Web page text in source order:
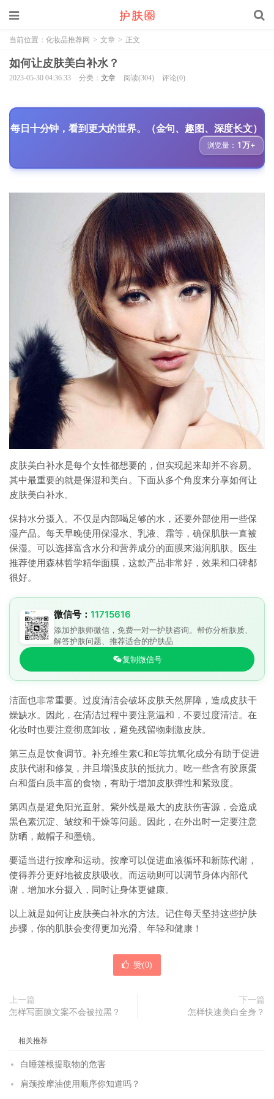
当前位置： 化妆品推荐网 > 文章 > 正文
如何让皮肤美白补水？
2023-05-30 04:36:33 分类： 文章 阅读(304) 评论(0)
每日十分钟，看到更大的世界。（金句、趣图、深度长文）
浏览量： 1万+
皮肤美白补水是每个女性都想要的，但实现起来却并不容易。
其中最重要的就是保湿和美白。下面从多个角度来分享如何让
皮肤美白补水。
保持水分摄入。不仅是内部喝足够的水，还要外部使用一些保
湿产品。每天早晚使用保湿水、乳液、霜等，确保肌肤一直被
保湿。可以选择富含水分和营养成分的面膜来滋润肌肤。医生
推荐使用森林哲学精华面膜，这款产品非常好，效果和口碑都
很好。
微信号： 11715616
添加护肤师微信，免费一对一护肤咨询。帮你分析肤质、
解答护肤问题、推荐适合的护肤品
复制微信号
洁面也非常重要。过度清洁会破坏皮肤天然屏障，造成皮肤干
燥缺水。因此，在清洁过程中要注意温和，不要过度清洁。在
化妆时也要注意彻底卸妆，避免残留物刺激皮肤。
第三点是饮食调节。补充维生素C和E等抗氧化成分有助于促进
皮肤代谢和修复，并且增强皮肤的抵抗力。吃一些含有胶原蛋
白和蛋白质丰富的食物，有助于增加皮肤弹性和紧致度。
第四点是避免阳光直射。紫外线是最大的皮肤伤害源，会造成
黑色素沉淀、皱纹和干燥等问题。因此，在外出时一定要注意
防晒，戴帽子和墨镜。
要适当进行按摩和运动。按摩可以促进血液循环和新陈代谢，
使得养分更好地被皮肤吸收。而运动则可以调节身体内部代
谢，增加水分摄入，同时让身体更健康。
以上就是如何让皮肤美白补水的方法。记住每天坚持这些护肤
步骤，你的肌肤会变得更加光滑、年轻和健康！
赞(0)
上一篇
怎样写面膜文案不会被拉黑？
下一篇
怎样快速美白全身？
相关推荐
白睡莲根提取物的危害
肩颈按摩油使用顺序你知道吗？